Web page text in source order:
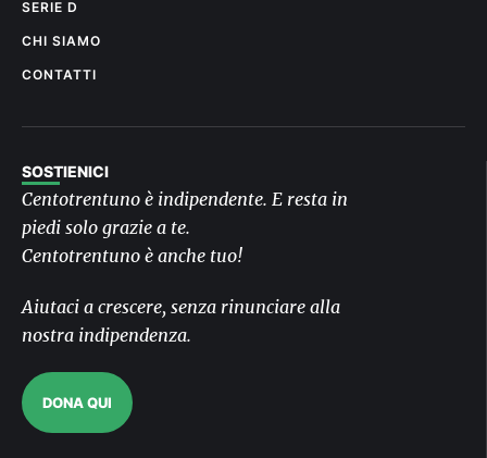
SERIE D
CHI SIAMO
CONTATTI
SOSTIENICI
Centotrentuno è indipendente. E resta in
piedi solo grazie a te.
Centotrentuno è anche tuo!
Aiutaci a crescere, senza rinunciare alla
nostra indipendenza.
DONA QUI